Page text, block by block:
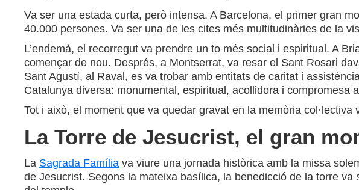
Va ser una estada curta, però intensa. A Barcelona, el primer gran
40.000 persones. Va ser una de les cites més multitudinàries de la
L’endemà, el recorregut va prendre un to més social i espiritual. A
començar de nou. Després, a Montserrat, va resar el Sant Rosari
Sant Agustí, al Raval, es va trobar amb entitats de caritat i
Catalunya diversa: monumental, espiritual, acollidora i compromesa
Tot i això, el moment que va quedar gravat en la memòria
La Torre de Jesucrist, el gran
La Sagrada Família va viure una jornada històrica amb la missa
de Jesucrist. Segons la mateixa basílica, la benedicció de la torre